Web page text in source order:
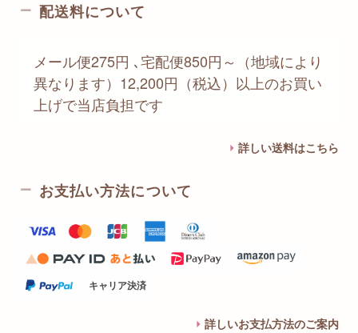
配送料について
メール便275円 ､宅配便850円～（地域により
異なります）12,200円（税込）以上のお買い
上げで当店負担です
詳しい送料はこちら
お支払い方法について
キャリア決済
詳しいお支払方法のご案内